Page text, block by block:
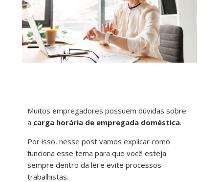
Muitos empregadores possuem dúvidas sobre
a carga horária de empregada doméstica.
Por isso, nesse post vamos explicar como
funciona esse tema para que você esteja
sempre dentro da lei e evite processos
trabalhistas.